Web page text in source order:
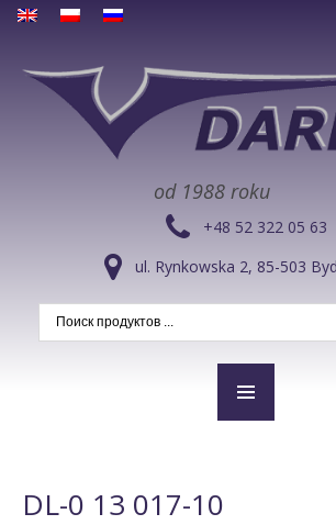
od 1988 roku
+48 52 322 05 63
ul. Rynkowska 2, 85-503
DL-0 13 017-10